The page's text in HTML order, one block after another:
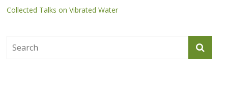
Collected Talks on Vibrated Water